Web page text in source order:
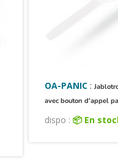
OA-PANIC :
avec bouton d'appel
dispo : 📦 En